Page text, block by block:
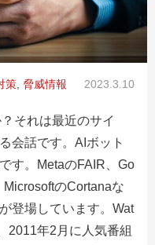
策, 脅威情報 2023.3.10
それは最近のサイ
会話です。AIボット
す。MetaのFAIR、Go
のCortanaな
登場しています。Wat
2011年2月に人気番組